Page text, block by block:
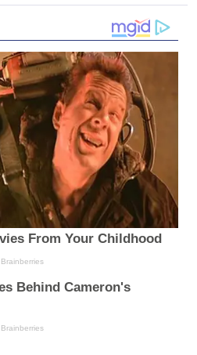
From Your Childhood
Brainberries
Behind Cameron's
Brainberries